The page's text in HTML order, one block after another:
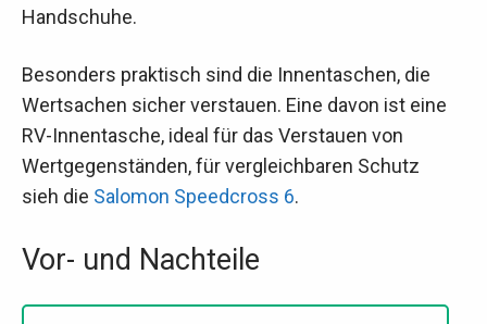
Handschuhe.
Besonders praktisch sind die Innentaschen, die
Wertsachen sicher verstauen. Eine davon ist eine
RV-Innentasche, ideal für das Verstauen von
Wertgegenständen, für vergleichbaren Schutz
sieh die Salomon Speedcross 6.
Vor- und Nachteile